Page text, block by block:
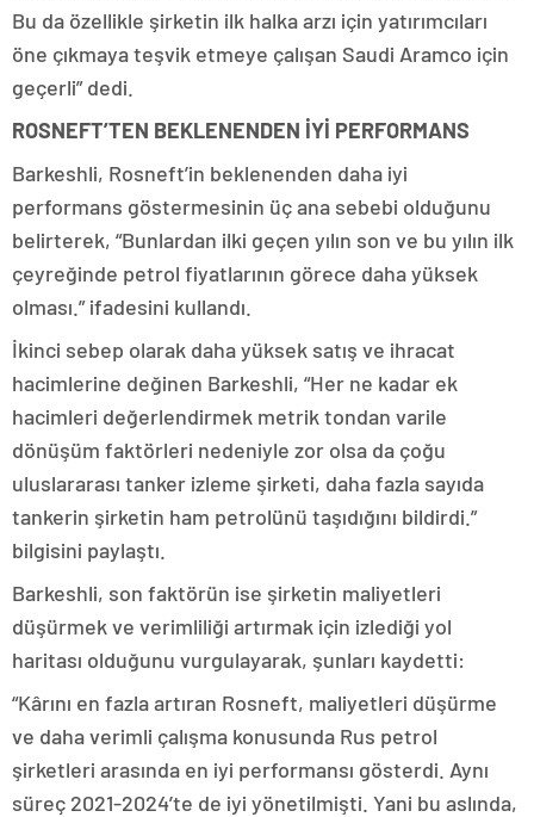
Bu da özellikle şirketin ilk halka arzı için yatırımcıları
öne çıkmaya teşvik etmeye çalışan Saudi Aramco için
geçerli” dedi.
ROSNEFT’TEN BEKLENENDEN İYİ PERFORMANS
Barkeshli, Rosneft’in beklenenden daha iyi
performans göstermesinin üç ana sebebi olduğunu
belirterek, “Bunlardan ilki geçen yılın son ve bu yılın ilk
çeyreğinde petrol fiyatlarının görece daha yüksek
olması.” ifadesini kullandı.
İkinci sebep olarak daha yüksek satış ve ihracat
hacimlerine değinen Barkeshli, “Her ne kadar ek
hacimleri değerlendirmek metrik tondan varile
dönüşüm faktörleri nedeniyle zor olsa da çoğu
uluslararası tanker izleme şirketi, daha fazla sayıda
tankerin şirketin ham petrolünü taşıdığını bildirdi.”
bilgisini paylaştı.
Barkeshli, son faktörün ise şirketin maliyetleri
düşürmek ve verimliliği artırmak için izlediği yol
haritası olduğunu vurgulayarak, şunları kaydetti:
“Kârını en fazla artıran Rosneft, maliyetleri düşürme
ve daha verimli çalışma konusunda Rus petrol
şirketleri arasında en iyi performansı gösterdi. Aynı
süreç 2021-2024’te de iyi yönetilmişti. Yani bu aslında,